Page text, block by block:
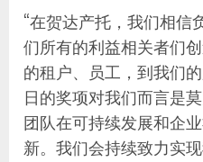
“在贺达产托，我们相信
们所有的利益相关者们
的租户、员工，到我们
日的奖项对我们而言是
团队在可持续发展和企
新。我们会持续致力实